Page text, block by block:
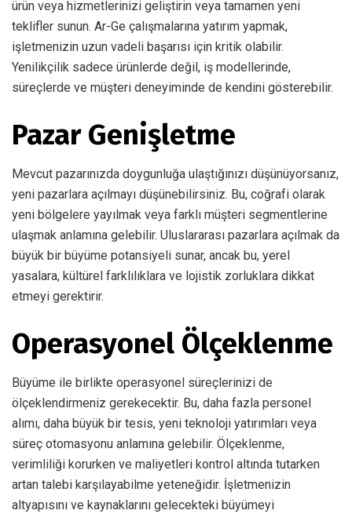
ürün veya hizmetlerinizi geliştirin veya tamamen yeni
teklifler sunun. Ar-Ge çalışmalarına yatırım yapmak,
işletmenizin uzun vadeli başarısı için kritik olabilir.
Yenilikçilik sadece ürünlerde değil, iş modellerinde,
süreçlerde ve müşteri deneyiminde de kendini gösterebilir.
Pazar Genişletme
Mevcut pazarınızda doygunluğa ulaştığınızı düşünüyorsanız,
yeni pazarlara açılmayı düşünebilirsiniz. Bu, coğrafi olarak
yeni bölgelere yayılmak veya farklı müşteri segmentlerine
ulaşmak anlamına gelebilir. Uluslararası pazarlara açılmak da
büyük bir büyüme potansiyeli sunar, ancak bu, yerel
yasalara, kültürel farklılıklara ve lojistik zorluklara dikkat
etmeyi gerektirir.
Operasyonel Ölçeklenme
Büyüme ile birlikte operasyonel süreçlerinizi de
ölçeklendirmeniz gerekecektir. Bu, daha fazla personel
alımı, daha büyük bir tesis, yeni teknoloji yatırımları veya
süreç otomasyonu anlamına gelebilir. Ölçeklenme,
verimliliği korurken ve maliyetleri kontrol altında tutarken
artan talebi karşılayabilme yeteneğidir. İşletmenizin
altyapısını ve kaynaklarını gelecekteki büyümeyi